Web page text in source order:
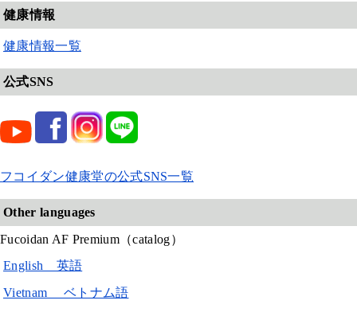
健康情報
健康情報一覧
公式SNS
フコイダン健康堂の公式SNS一覧
Other languages
Fucoidan AF Premium（catalog）
English 英語
Vietnam ベトナム語